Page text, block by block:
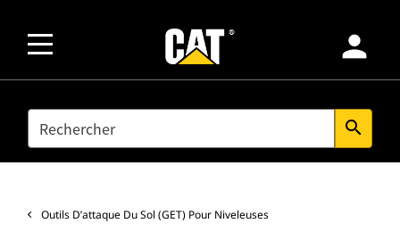
person
SEARCH search
Outils D’attaque Du Sol (GET) Pour Niveleuses